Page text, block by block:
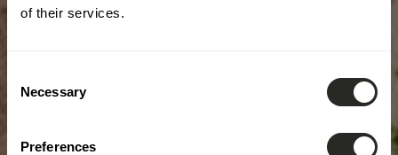
of their services.
Selection
Necessary
Preferences